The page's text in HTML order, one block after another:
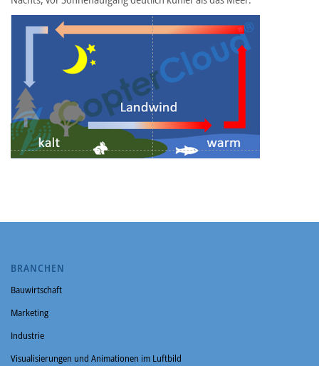
BRANCHEN
Bauwirtschaft
Marketing
Industrie
Visualisierungen und Animationen im Luftbild